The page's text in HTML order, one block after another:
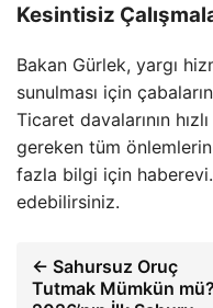
Kesintisiz
Bakan Gürlek, yargı
sunulması için
Ticaret davalarının
gereken tüm önlemlerin
fazla bilgi için
edebilirsiniz.
← Sahursuz Oruç
Tutmak Mümkün mü?